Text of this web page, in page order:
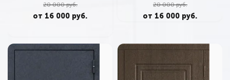
20 000 руб.
от 16 000 руб.
20 000 руб.
от 16 000 руб.